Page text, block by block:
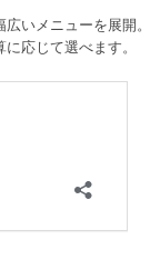
広いメニューを展開。
応じて選べます。